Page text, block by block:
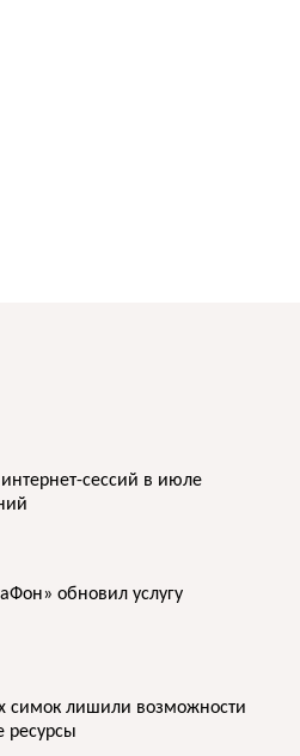
сессий в июле
обновил услугу
симок лишили возможности
ресурсы